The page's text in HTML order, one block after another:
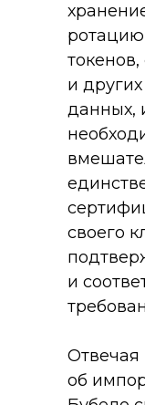
ротацию
и
данных,
своего
и
Отвечая
об